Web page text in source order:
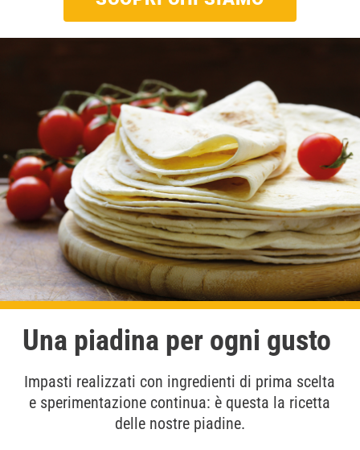
Una piadina per ogni gusto
Impasti realizzati con ingredienti di prima scelta
e sperimentazione continua: è questa la ricetta
delle nostre piadine.